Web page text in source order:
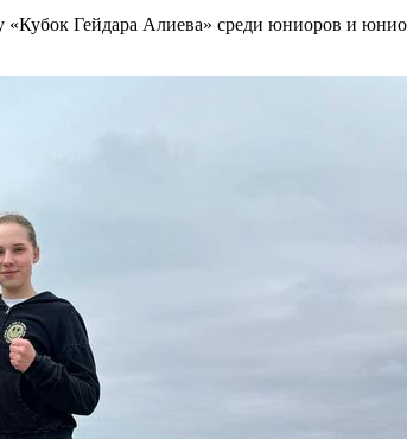
Гейдара Алиева» среди юниоров и